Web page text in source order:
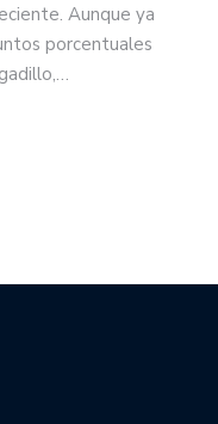
Aunque ya
porcentuales